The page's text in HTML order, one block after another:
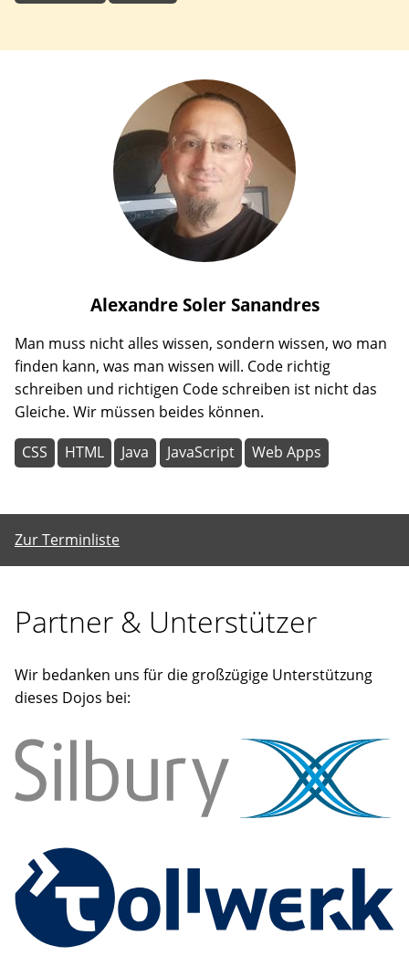
Alexandre Soler Sanandres
Man muss nicht alles wissen, sondern wissen, wo man
finden kann, was man wissen will. Code richtig
schreiben und richtigen Code schreiben ist nicht das
Gleiche. Wir müssen beides können.
CSS HTML Java JavaScript Web Apps
Zur Terminliste
Partner & Unterstützer
Wir bedanken uns für die großzügige Unterstützung
dieses Dojos bei: